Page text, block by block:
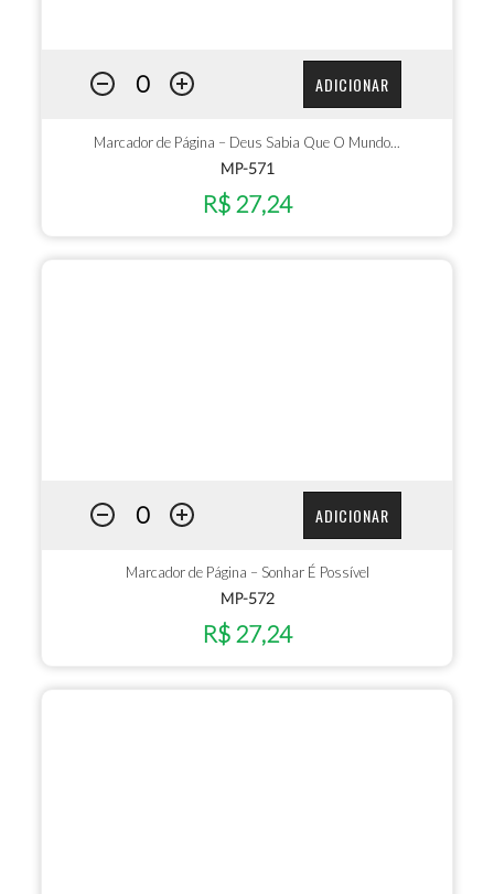
ADICIONAR
Marcador de Página – Deus Sabia Que O Mundo...
MP-571
R$ 27,24
ADICIONAR
Marcador de Página – Sonhar É Possível
MP-572
R$ 27,24